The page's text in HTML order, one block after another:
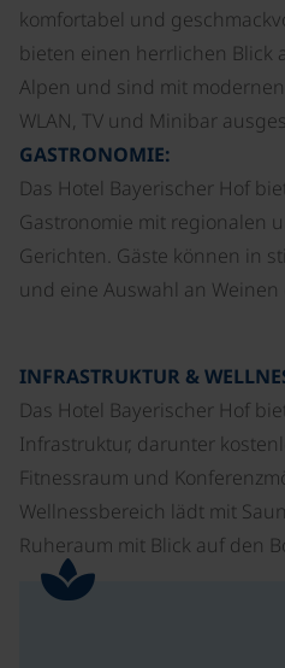
komfortabel und
bieten einen herrlichen Blick
Alpen und sind mit
WLAN, TV und Minibar
GASTRONOMIE:
Das Hotel Bayerischer Hof
Gastronomie mit regionalen
Gerichten. Gäste können in
und eine Auswahl an Weinen
INFRASTRUKTUR &
Das Hotel Bayerischer Hof
Infrastruktur, darunter
Fitnessraum und
Wellnessbereich lädt mit
Ruheraum mit Blick auf den